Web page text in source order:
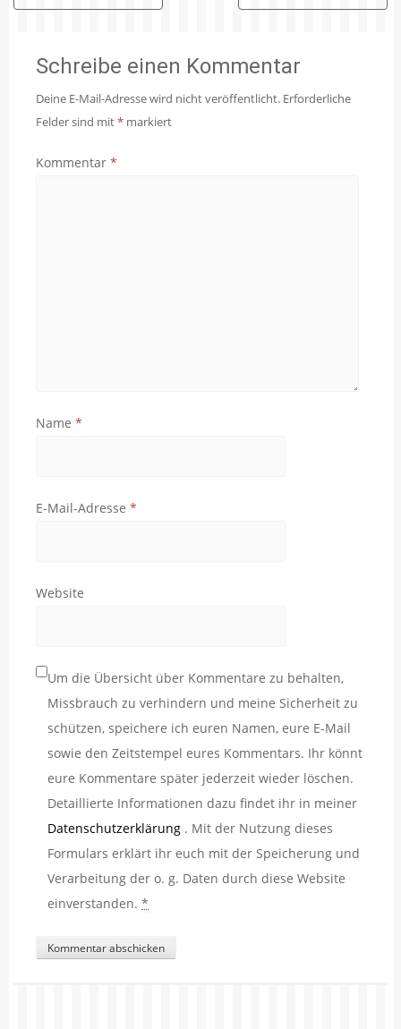
Schreibe einen Kommentar
Deine E-Mail-Adresse wird nicht veröffentlicht. Erforderliche
Felder sind mit* markiert
Kommentar *
Name *
E-Mail-Adresse *
Website
Um die Übersicht über Kommentare zu behalten,
Missbrauch zu verhindern und meine Sicherheit zu
schützen, speichere ich euren Namen, eure E-Mail
sowie den Zeitstempel eures Kommentars. Ihr könnt
eure Kommentare später jederzeit wieder löschen.
Detaillierte Informationen dazu findet ihr in meiner
Datenschutzerklärung . Mit der Nutzung dieses
Formulars erklärt ihr euch mit der Speicherung und
Verarbeitung der o. g. Daten durch diese Website
einverstanden. *